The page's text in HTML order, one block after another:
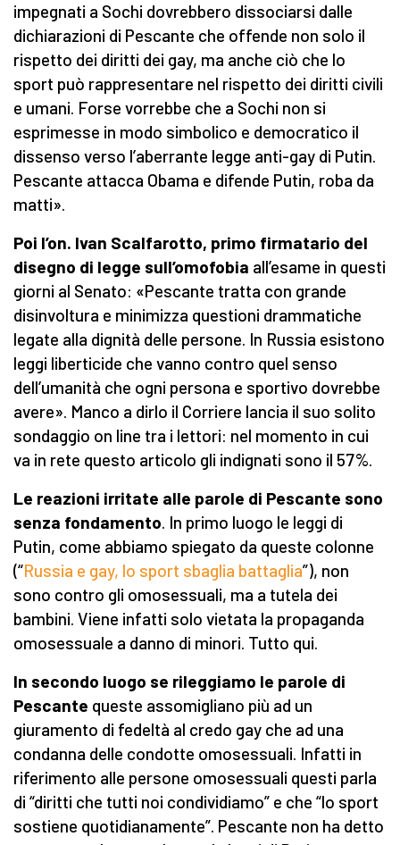
impegnati a Sochi dovrebbero dissociarsi dalle
dichiarazioni di Pescante che offende non solo il
rispetto dei diritti dei gay, ma anche ciò che lo
sport può rappresentare nel rispetto dei diritti civili
e umani. Forse vorrebbe che a Sochi non si
esprimesse in modo simbolico e democratico il
dissenso verso l’aberrante legge anti-gay di Putin.
Pescante attacca Obama e difende Putin, roba da
matti».
Poi l’on. Ivan Scalfarotto, primo firmatario del
disegno di legge sull’omofobia all’esame in questi
giorni al Senato: «Pescante tratta con grande
disinvoltura e minimizza questioni drammatiche
legate alla dignità delle persone. In Russia esistono
leggi liberticide che vanno contro quel senso
dell’umanità che ogni persona e sportivo dovrebbe
avere». Manco a dirlo il Corriere lancia il suo solito
sondaggio on line tra i lettori: nel momento in cui
va in rete questo articolo gli indignati sono il 57%.
Le reazioni irritate alle parole di Pescante sono
senza fondamento. In primo luogo le leggi di
Putin, come abbiamo spiegato da queste colonne
(“Russia e gay, lo sport sbaglia battaglia”), non
sono contro gli omosessuali, ma a tutela dei
bambini. Viene infatti solo vietata la propaganda
omosessuale a danno di minori. Tutto qui.
In secondo luogo se rileggiamo le parole di
Pescante queste assomigliano più ad un
giuramento di fedeltà al credo gay che ad una
condanna delle condotte omosessuali. Infatti in
riferimento alle persone omosessuali questi parla
di “diritti che tutti noi condividiamo” e che “lo sport
sostiene quotidianamente”. Pescante non ha detto